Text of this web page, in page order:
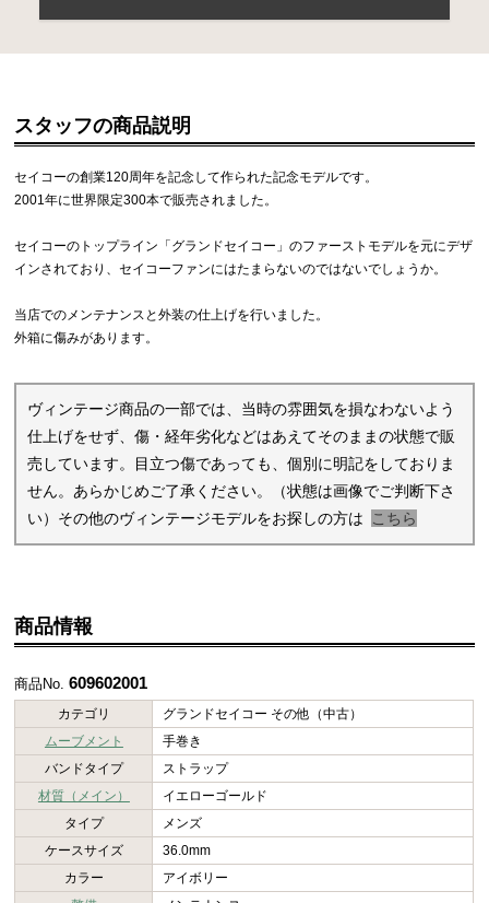
スタッフの商品説明
セイコーの創業120周年を記念して作られた記念モデルです。
2001年に世界限定300本で販売されました。
セイコーのトップライン「グランドセイコー」のファーストモデルを元にデザ
インされており、セイコーファンにはたまらないのではないでしょうか。
当店でのメンテナンスと外装の仕上げを行いました。
外箱に傷みがあります。
ヴィンテージ商品の一部では、当時の雰囲気を損なわないよう
仕上げをせず、傷・経年劣化などはあえてそのままの状態で販
売しています。目立つ傷であっても、個別に明記をしておりま
せん。あらかじめご了承ください。（状態は画像でご判断下さ
い）その他のヴィンテージモデルをお探しの方は
こちら
商品情報
商品No.609602001
カテゴリ
グランドセイコー その他（中古）
ムーブメント
手巻き
バンドタイプ
ストラップ
材質（メイン）
イエローゴールド
タイプ
メンズ
ケースサイズ
36.0mm
カラー
アイボリー